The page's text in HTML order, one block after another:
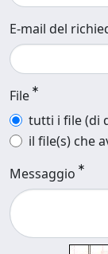
E-mail del
File
tutti i file (di
il file(s) che
Messaggio